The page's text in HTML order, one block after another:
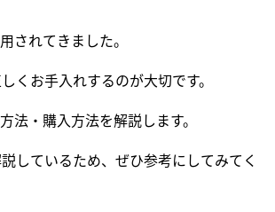
されてきました。
くお手入れするのが大切です。
・購入方法を解説します。
しているため、ぜひ参考にしてみてく